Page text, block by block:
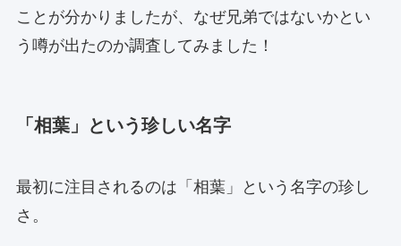
ことが分かりましたが、なぜ兄弟ではないかとい
う噂が出たのか調査してみました！
「相葉」という珍しい名字
最初に注目されるのは「相葉」という名字の珍し
さ。